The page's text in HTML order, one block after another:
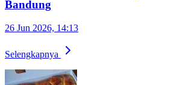
Bandung
26 Jun 2026, 14:13
Selengkapnya